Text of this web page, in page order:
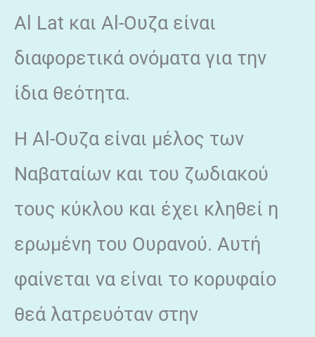
Al Lat και Al-Ουζα είναι
διαφορετικά ονόματα για την
ίδια θεότητα.
Η Al-Ουζα είναι μέλος των
Ναβαταίων και του ζωδιακού
τους κύκλου και έχει κληθεί η
ερωμένη του Ουρανού. Αυτή
φαίνεται να είναι το κορυφαίο
θεά λατρευόταν στην